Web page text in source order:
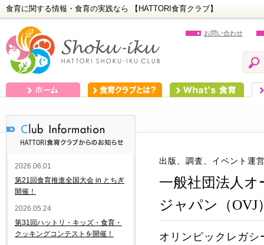
食育に関する情報・食育の実践なら 【HATTORI食育クラブ】
お問い合わせ
出版、調査、イベント運
一般社団法人
ジャパン（OVJ
オリンピックレガ
2026.06.01
第21回食育推進全国大会 in とちぎ
開催！
2026.05.24
第31回ハットリ・キッズ・食育・
クッキングコンテストを開催！